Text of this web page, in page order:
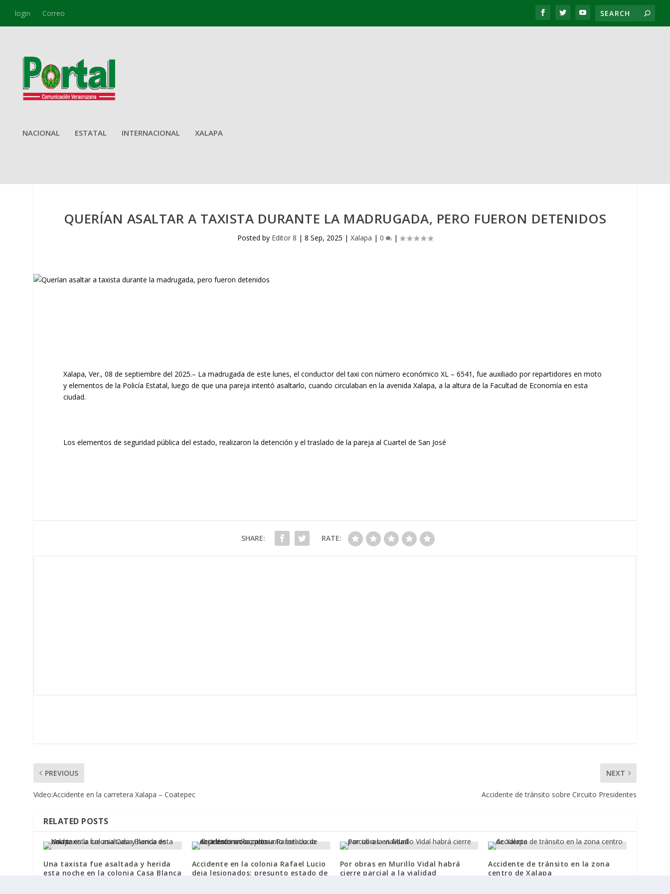
login Correo
NACIONAL ESTATAL INTERNACIONAL XALAPA
QUERÍAN ASALTAR A TAXISTA DURANTE LA MADRUGADA, PERO FUERON DETENIDOS
Posted by Editor 8 | 8 Sep, 2025 | Xalapa | 0 |
Xalapa, Ver., 08 de septiembre del 2025.– La madrugada de este lunes, el conductor del taxi con número económico XL – 6541, fue auxiliado por repartidores en moto
y elementos de la Policía Estatal, luego de que una pareja intentó asaltarlo, cuando circulaban en la avenida Xalapa, a la altura de la Facultad de Economía en esta
ciudad.
Los elementos de seguridad pública del estado, realizaron la detención y el traslado de la pareja al Cuartel de San José
SHARE: RATE:
PREVIOUS
Video:Accidente en la carretera Xalapa – Coatepec
NEXT
Accidente de tránsito sobre Circuito Presidentes
RELATED POSTS
Una taxista fue asaltada y herida
esta noche en la colonia Casa Blanca
Accidente en la colonia Rafael Lucio
deja lesionados; presunto estado de
Por obras en Murillo Vidal habrá
cierre parcial a la vialidad
Accidente de tránsito en la zona
centro de Xalapa